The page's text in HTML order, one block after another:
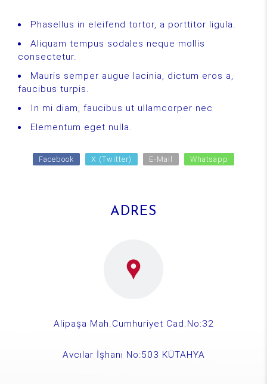
Phasellus in eleifend tortor, a porttitor ligula.
Aliquam tempus sodales neque mollis
consectetur.
Mauris semper augue lacinia, dictum eros a,
faucibus turpis.
In mi diam, faucibus ut ullamcorper nec
Elementum eget nulla.
Facebook X (Twitter) E-Mail Whatsapp
ADRES
Alipaşa Mah.Cumhuriyet Cad.No:32
Avcılar İşhanı No:503 KÜTAHYA